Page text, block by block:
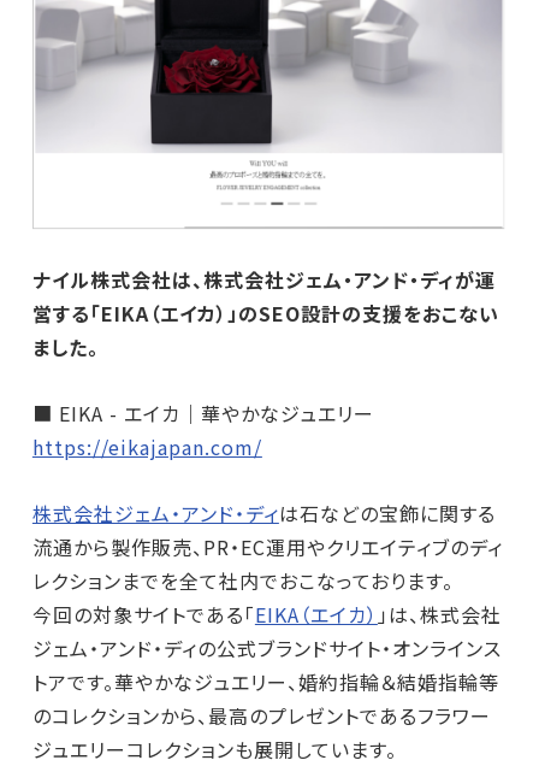
ナイル株式会社は、株式会社ジェム・アンド・ディが運
営する「EIKA（エイカ）」のSEO設計の支援をおこない
ました。
■ EIKA - エイカ｜華やかなジュエリー
https://eikajapan.com/
株式会社ジェム・アンド・ディは石などの宝飾に関する
流通から製作販売、PR・EC運用やクリエイティブのディ
レクションまでを全て社内でおこなっております。
今回の対象サイトである「EIKA（エイカ） 」は、株式会社
ジェム・アンド・ディの公式ブランドサイト・オンラインス
トアです。華やかなジュエリー、婚約指輪＆結婚指輪等
のコレクションから、最高のプレゼントであるフラワー
ジュエリーコレクションも展開しています。